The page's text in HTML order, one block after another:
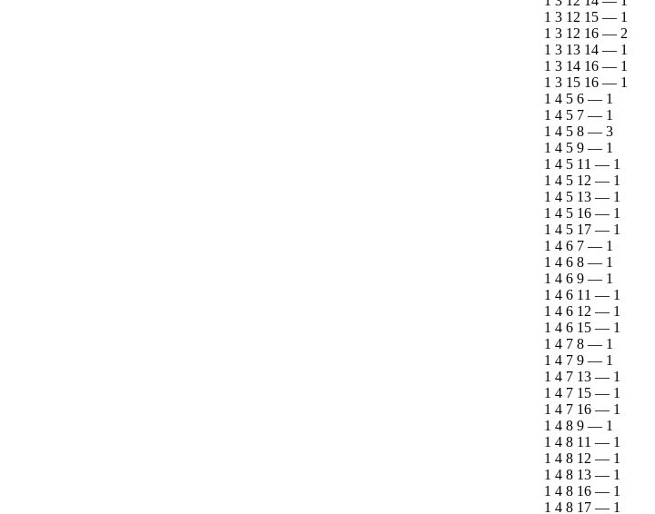
1 3 12 15 — 1
1 3 12 16 — 2
1 3 13 14 — 1
1 3 14 16 — 1
1 3 15 16 — 1
1 4 5 6 — 1
1 4 5 7 — 1
1 4 5 8 — 3
1 4 5 9 — 1
1 4 5 11 — 1
1 4 5 12 — 1
1 4 5 13 — 1
1 4 5 16 — 1
1 4 5 17 — 1
1 4 6 7 — 1
1 4 6 8 — 1
1 4 6 9 — 1
1 4 6 11 — 1
1 4 6 12 — 1
1 4 6 15 — 1
1 4 7 8 — 1
1 4 7 9 — 1
1 4 7 13 — 1
1 4 7 15 — 1
1 4 7 16 — 1
1 4 8 9 — 1
1 4 8 11 — 1
1 4 8 12 — 1
1 4 8 13 — 1
1 4 8 16 — 1
1 4 8 17 — 1